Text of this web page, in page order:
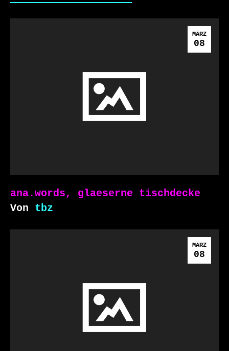
MÄRZ
08
ana.words, glaeserne tischdecke
Von tbz
MÄRZ
08